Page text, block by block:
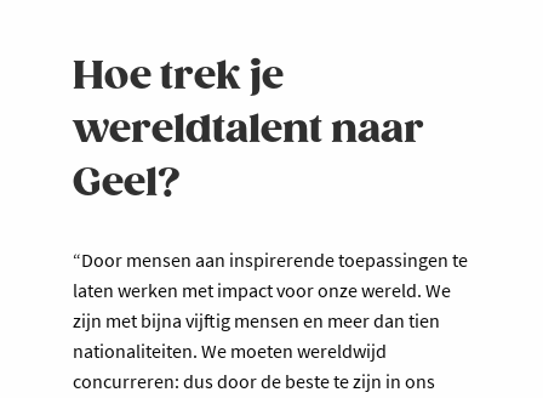
Hoe trek je
wereldtalent naar
Geel?
“Door mensen aan inspirerende toepassingen te
laten werken met impact voor onze wereld. We
zijn met bijna vijftig mensen en meer dan tien
nationaliteiten. We moeten wereldwijd
concurreren: dus door de beste te zijn in ons